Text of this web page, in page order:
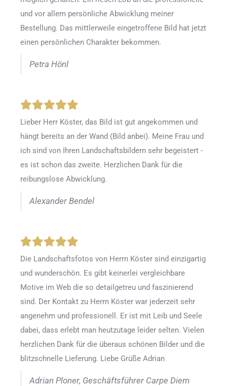
und vor allem persönliche Abwicklung meiner
Bestellung. Das mittlerweile eingetroffene Bild hat jetzt
einen persönlichen Charakter bekommen.
Petra Hönl
Lieber Herr Köster, das Bild ist gut angekommen und
hängt bereits an der Wand (Bild anbei). Meine Frau und
ich sind von Ihren Landschaftsbildern sehr begeistert -
es ist schon das zweite. Herzlichen Dank für die
reibungslose Abwicklung.
Alexander Bendel
Die Landschaftsfotos von Herrn Köster sind einzigartig
und wunderschön. Es gibt keinerlei vergleichbare
Motive im Web die so detailgetreu und faszinierend
sind. Der Kontakt zu Herrn Köster war jederzeit sehr
angenehm und professionell. Er ist mit Leib und Seele
dabei, dass erlebt man heutzutage leider selten. Vielen
herzlichen Dank für die überaus schönen Bilder und die
blitzschnelle Lieferung. Liebe Grüße Adrian
Adrian Ploner, Geschäftsführer Carpe Diem